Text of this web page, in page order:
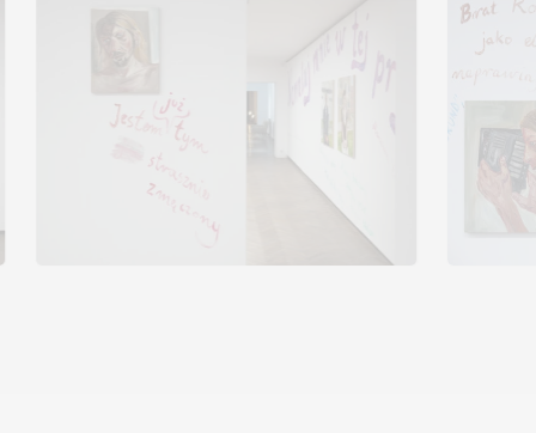
Patryk Różycki, “Jestem już tym strasznie
2024, olej na płótnie, 50 x 40 cm, fot. Grzegorz
2024,